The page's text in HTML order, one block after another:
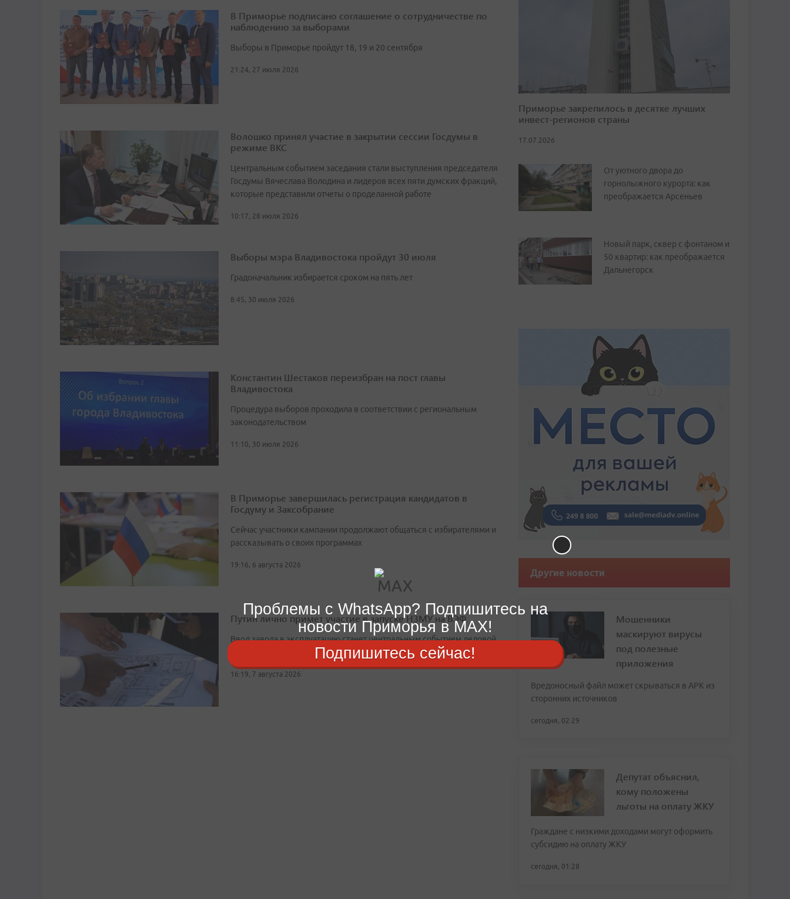
В Приморье подписано соглашение о сотрудничестве по
наблюдению за выборами
Выборы в Приморье пройдут 18, 19 и 20 сентября
21:24, 27 июля 2026
Волошко принял участие в закрытии сессии Госдумы в
режиме ВКС
Центральным событием заседания стали выступления председателя
Госдумы Вячеслава Володина и лидеров всех пяти думских фракций,
которые представили отчеты о проделанной работе
10:17, 28 июля 2026
Выборы мэра Владивостока пройдут 30 июля
Градоначальник избирается сроком на пять лет
8:45, 30 июля 2026
Константин Шестаков переизбран на пост главы
Владивостока
Процедура выборов проходила в соответствии с региональным
законодательством
11:10, 30 июля 2026
В Приморье завершилась регистрация кандидатов в
Госдуму и Заксобрание
Сейчас участники кампании продолжают общаться с избирателями и
рассказывать о своих программах
19:16, 6 августа 2026
Путин лично примет участие в запуске НЗМУ на ВЭФ
Ввод завода в эксплуатацию станет центральным событием деловой
повестки форума для Приморского края
16:19, 7 августа 2026
Приморье закрепилось в десятке лучших
инвест-регионов страны
17.07.2026
От уютного двора до
горнолыжного курорта: как
преображается Арсеньев
Новый парк, сквер с фонтаном и
50 квартир: как преображается
Дальнегорск
Другие новости
Мошенники
маскируют вирусы
под полезные
приложения
Вредоносный файл может скрываться в APK из
сторонних источников
сегодня, 02:29
Депутат объяснил,
кому положены
льготы на оплату ЖКУ
Граждане с низкими доходами могут оформить
субсидию на оплату ЖКУ
сегодня, 01:28
Проблемы с WhatsApp? Подпишитесь на
новости Приморья в MAX!
Подпишитесь сейчас!